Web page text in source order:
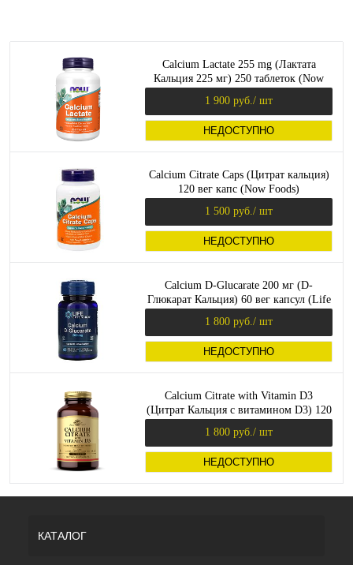
Calcium Lactate 255 mg (Лактата
Кальция 225 мг) 250 таблеток (Now
1 900 руб./ шт
НЕДОСТУПНО
Calcium Citrate Caps (Цитрат кальция)
120 вег капс (Now Foods)
1 500 руб./ шт
НЕДОСТУПНО
Calcium D-Glucarate 200 мг (D-
Глюкарат Кальция) 60 вег капсул (Life
1 800 руб./ шт
НЕДОСТУПНО
Calcium Citrate with Vitamin D3
(Цитрат Кальция c витамином D3) 120
1 800 руб./ шт
НЕДОСТУПНО
КАТАЛОГ